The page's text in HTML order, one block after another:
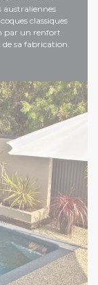
australiennes
classiques
par un renfort
sa fabrication.